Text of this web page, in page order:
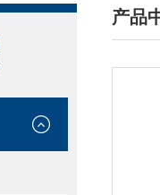
产品
/